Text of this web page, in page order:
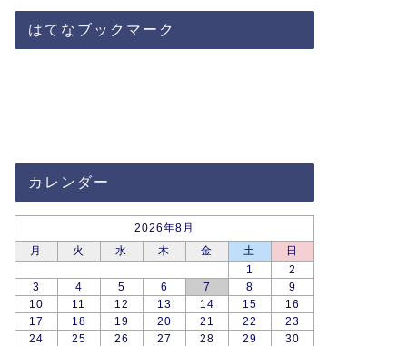
はてなブックマーク
カレンダー
2026年8月
月
火 水 木 金 土
日
1
2
3
4 5 6 7 8
9
10
11 12 13 14 15
16
17
18 19 20 21 22
23
24
25 26 27 28 29 30